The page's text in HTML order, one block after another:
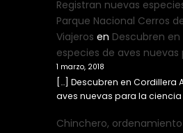
Registran nuevas
Parque Nacional Cerros
Viajeros en Descubren en
especies de aves
1 marzo, 2018
[…] Descubren en Cordillera
aves nuevas para la ciencia
Chinchero,